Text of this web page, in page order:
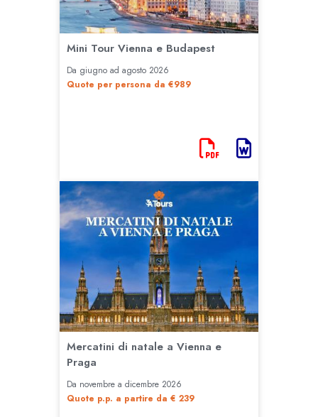
Mini Tour Vienna e Budapest
Da giugno ad agosto 2026
Quote per persona da €989
Mercatini di natale a Vienna e
Praga
Da novembre a dicembre 2026
Quote p.p. a partire da € 239